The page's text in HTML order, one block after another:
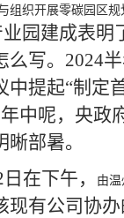
组织开展零碳园区规
园建成表明
么写。2024
中提起“制定
中呢，央政
部暑。
在下午，
由
现有公司协办